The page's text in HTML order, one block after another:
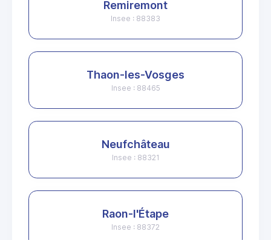
Remiremont
Insee : 88383
Thaon-les-Vosges
Insee : 88465
Neufchâteau
Insee : 88321
Raon-l'Étape
Insee : 88372